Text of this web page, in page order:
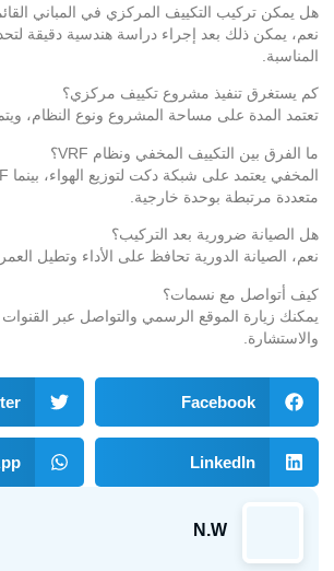
هل يمكن تركيب التكييف المركزي في المباني
نعم، يمكن ذلك بعد إجراء دراسة هندسية دقيقة
المناسبة.
كم يستغرق تنفيذ مشروع تكييف مركزي؟
تعتمد المدة على مساحة المشروع ونوع النظام، ويتم
ما الفرق بين التكييف المخفي ونظام VRF؟
متعددة مرتبطة بوحدة خارجية.
هل الصيانة ضرورية بعد التركيب؟
نعم، الصيانة الدورية تحافظ على الأداء وتطيل
كيف أتواصل مع نسمات؟
يمكنك زيارة الموقع الرسمي والتواصل عبر القنوات
والاستشارة.
Facebook
LinkedIn
N.W